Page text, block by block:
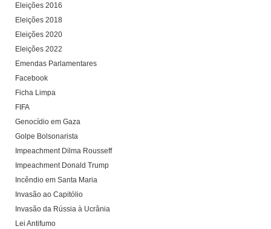
Eleições 2016
Eleições 2018
Eleições 2020
Eleições 2022
Emendas Parlamentares
Facebook
Ficha Limpa
FIFA
Genocídio em Gaza
Golpe Bolsonarista
Impeachment Dilma Rousseff
Impeachment Donald Trump
Incêndio em Santa Maria
Invasão ao Capitólio
Invasão da Rússia à Ucrânia
Lei Antifumo